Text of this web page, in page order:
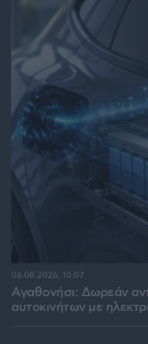
Αγαθονήσι: Δωρεάν
αυτοκινήτων με
06.08.2026, 10:07